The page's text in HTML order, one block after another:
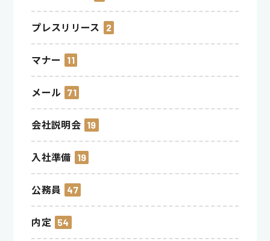
プレスリリース 2
マナー 11
メール 71
会社説明会 19
入社準備 19
公務員 47
内定 54